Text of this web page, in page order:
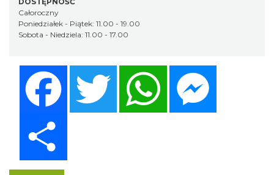
Całoroczny
Poniedziałek - Piątek: 11.00 - 19.00
Sobota - Niedziela: 11.00 - 17.00
Twitter